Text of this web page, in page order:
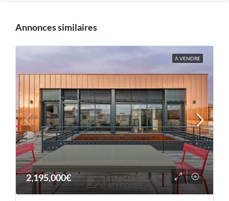
Annonces similaires
À VENDRE
2,195,000€